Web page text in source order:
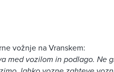
vožnje na Vranskem:
med vozilom in podlago. Ne